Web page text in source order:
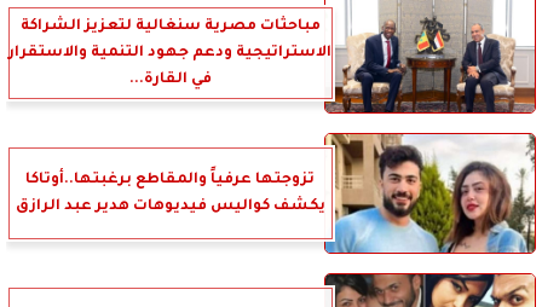
مباحثات مصرية سنغالية لتعزيز الشراكة
الاستراتيجية ودعم جهود التنمية والاستقرار
في القارة...
تزوجتها عرفياً والمقاطع برغبتها..أوتاكا
يكشف كواليس فيديوهات هدير عبد الرازق